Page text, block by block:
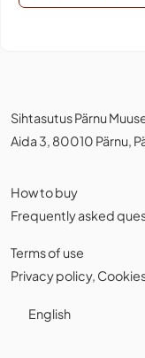
Sihtasutus Pärnu
Aida 3, 80010 Pärnu,
How to buy
Frequently asked
Terms of use
Privacy policy,
English